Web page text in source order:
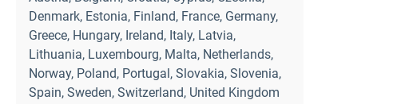
Denmark, Estonia, Finland, France, Germany,
Greece, Hungary, Ireland, Italy, Latvia,
Lithuania, Luxembourg, Malta, Netherlands,
Norway, Poland, Portugal, Slovakia, Slovenia,
Spain, Sweden, Switzerland, United Kingdom